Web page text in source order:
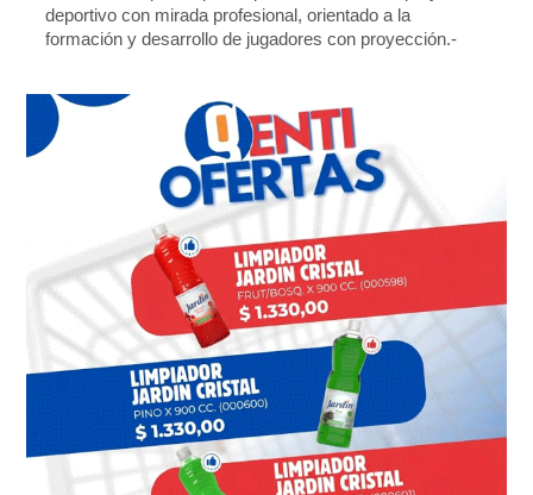
deportivo con mirada profesional, orientado a la
formación y desarrollo de jugadores con proyección.-